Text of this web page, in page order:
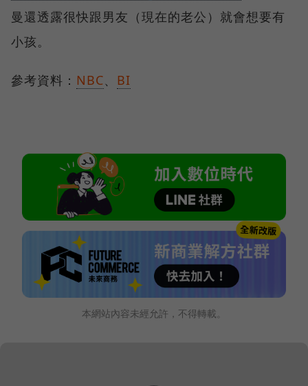
曼還透露很快跟男友（現在的老公）就會想要有
小孩。
參考資料： NBC BI
本網站內容未經允許，不得轉載。